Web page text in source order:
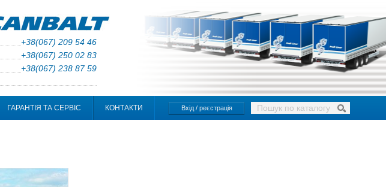
+38(067) 209 54 46
+38(067) 250 02 83
+38(067) 238 87 59
ГАРАНТІЯ ТА СЕРВІС КОНТАКТИ Вхід / реєстрація